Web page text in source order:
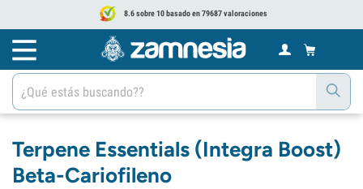
8.6 sobre 10 basado en 79687 valoraciones
Terpene Essentials (Integra Boost)
Beta-Cariofileno